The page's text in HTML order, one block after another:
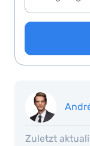
Zuletzt